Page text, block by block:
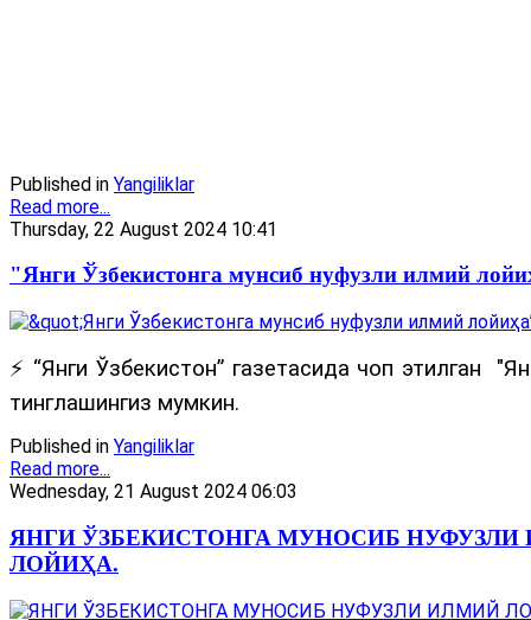
Published in Yangiliklar
Read more...
Thursday, 22 August 2024 10:41
"Янги Ўзбекистонга мунсиб нуфузли илмий
⚡️ “Янги Ўзбекистон” газетасида чоп этилган
тинглашингиз мумкин.
Published in Yangiliklar
Read more...
Wednesday, 21 August 2024 06:03
ЯНГИ ЎЗБЕКИСТОНГА МУНОСИБ
ЛОЙИҲА.